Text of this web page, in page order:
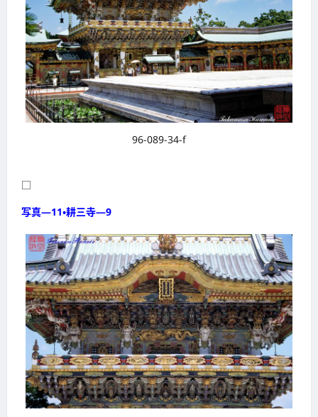
96-089-34-f
□
写真―11・耕三寺―9